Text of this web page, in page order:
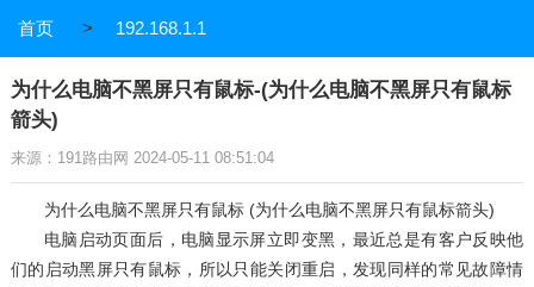
首页 > 192.168.1.1
为什么电脑不黑屏只有鼠标-(为什么电脑不黑屏只有鼠标
箭头)
来源：191路由网 2024-05-11 08:51:04
为什么电脑不黑屏只有鼠标 (为什么电脑不黑屏只有鼠标箭头)
电脑启动页面后，电脑显示屏立即变黑，最近总是有客户反映他
们的启动黑屏只有鼠标，所以只能关闭重启，发现同样的常见故障情